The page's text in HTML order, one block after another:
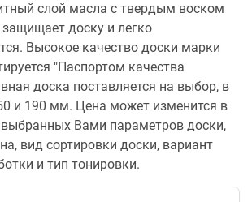
слой масла с твердым воском
доску и легко
Высокое качество доски марки
"Паспортом качества
доска поставляется на выбор, в
и 190 мм. Цена может изменится в
Вами параметров доски,
вид сортировки доски, вариант
и тип тонировки.